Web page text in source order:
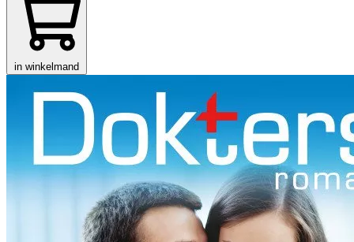
in winkelmand